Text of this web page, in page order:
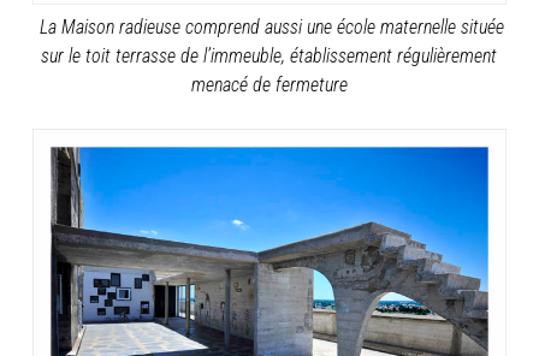
La Maison radieuse comprend aussi une école maternelle située
sur le toit terrasse de l’immeuble, établissement régulièrement
menacé de fermeture